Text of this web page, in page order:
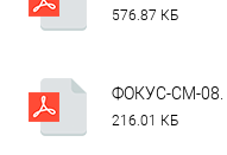
576.87 КБ
ФОКУС-СМ-08.
216.01 КБ